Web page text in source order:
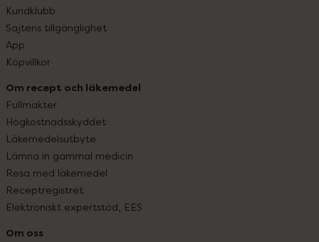
Kundklubb
Sajtens tillgänglighet
App
Köpvillkor
Om recept och läkemedel
Fullmakter
Högkostnadsskyddet
Läkemedelsutbyte
Lämna in gammal medicin
Resa med läkemedel
Receptregistret
Elektroniskt expertstöd, EES
Om oss